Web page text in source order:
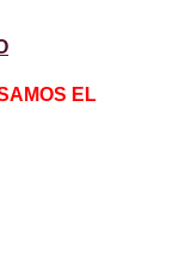
EL